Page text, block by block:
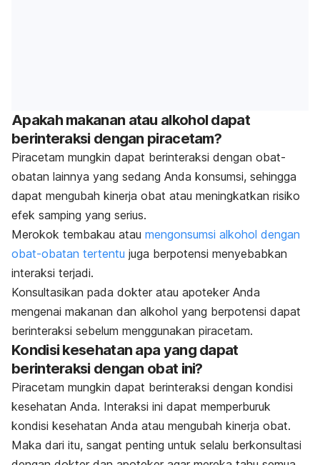
Apakah makanan atau alkohol dapat
berinteraksi dengan piracetam?
Piracetam mungkin dapat berinteraksi dengan obat-
obatan lainnya yang sedang Anda konsumsi, sehingga
dapat mengubah kinerja obat atau meningkatkan risiko
efek samping yang serius.
Merokok tembakau atau mengonsumsi alkohol dengan
obat-obatan tertentu juga berpotensi menyebabkan
interaksi terjadi.
Konsultasikan pada dokter atau apoteker Anda
mengenai makanan dan alkohol yang berpotensi dapat
berinteraksi sebelum menggunakan piracetam.
Kondisi kesehatan apa yang dapat
berinteraksi dengan obat ini?
Piracetam mungkin dapat berinteraksi dengan kondisi
kesehatan Anda. Interaksi ini dapat memperburuk
kondisi kesehatan Anda atau mengubah kinerja obat.
Maka dari itu, sangat penting untuk selalu berkonsultasi